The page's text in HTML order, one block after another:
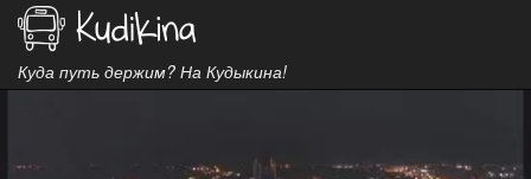
Куда путь держим? На Кудыкина!